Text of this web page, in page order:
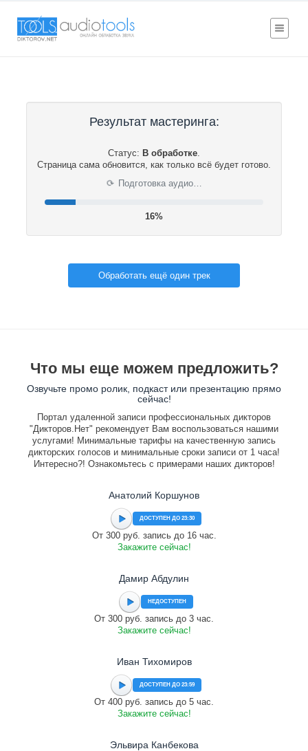
Результат мастеринга:
Статус: В обработке.
Страница сама обновится, как только всё будет готово.
⟳ Подготовка аудио…
17%
Обработать ещё один трек
Что мы еще можем предложить?
Озвучьте промо ролик, подкаст или презентацию прямо
сейчас!
Портал удаленной записи профессиональных дикторов
"Дикторов.Нет" рекомендует Вам воспользоваться нашими
услугами! Минимальные тарифы на качественную запись
дикторских голосов и минимальные сроки записи от 1 часа!
Интересно?! Ознакомьтесь с примерами наших дикторов!
Анатолий Коршунов
ДОСТУПЕН ДО 23:30
От 300 руб. запись до 16 час.
Закажите сейчас!
Дамир Абдулин
НЕДОСТУПЕН
От 300 руб. запись до 3 час.
Закажите сейчас!
Иван Тихомиров
ДОСТУПЕН ДО 23:59
От 400 руб. запись до 5 час.
Закажите сейчас!
Эльвира Канбекова